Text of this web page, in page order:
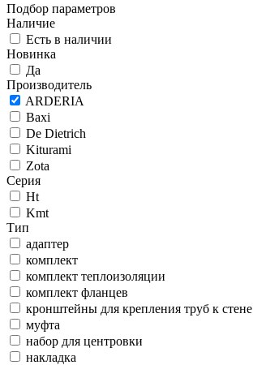
Подбор параметров
Наличие
Есть в наличии
Новинка
Да
Производитель
ARDERIA
Baxi
De Dietrich
Kiturami
Zota
Серия
Ht
Kmt
Тип
адаптер
комплект
комплект теплоизоляции
комплект фланцев
кронштейны для крепления труб к стене
муфта
набор для центровки
накладка